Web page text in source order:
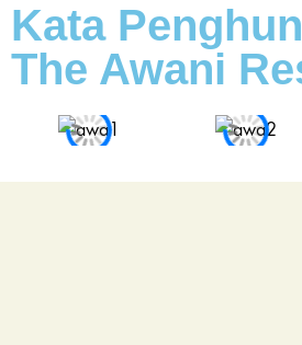
Kata
The Awani